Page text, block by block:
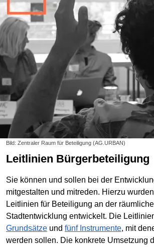
Bild: Zentraler Raum für Beteiligung (AG.URBAN)
Leitlinien Bürgerbeteiligung
Sie können und sollen bei der
mitgestalten und mitreden. Hierzu
Leitlinien für Beteiligung an der
Stadtentwicklung entwickelt. Die
Grundsätze und fünf Instrumente, mit
werden sollen. Die konkrete Umsetzung